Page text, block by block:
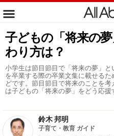
子どもの「将来の
わり方は？
小学生は節目節目で「将来の夢」
を卒業する際の卒業文集に載せる
どです。節目節目で将来のことを
は子どもの「将来の夢」をどう応援
鈴木 邦明
子育て・教育 ガイド